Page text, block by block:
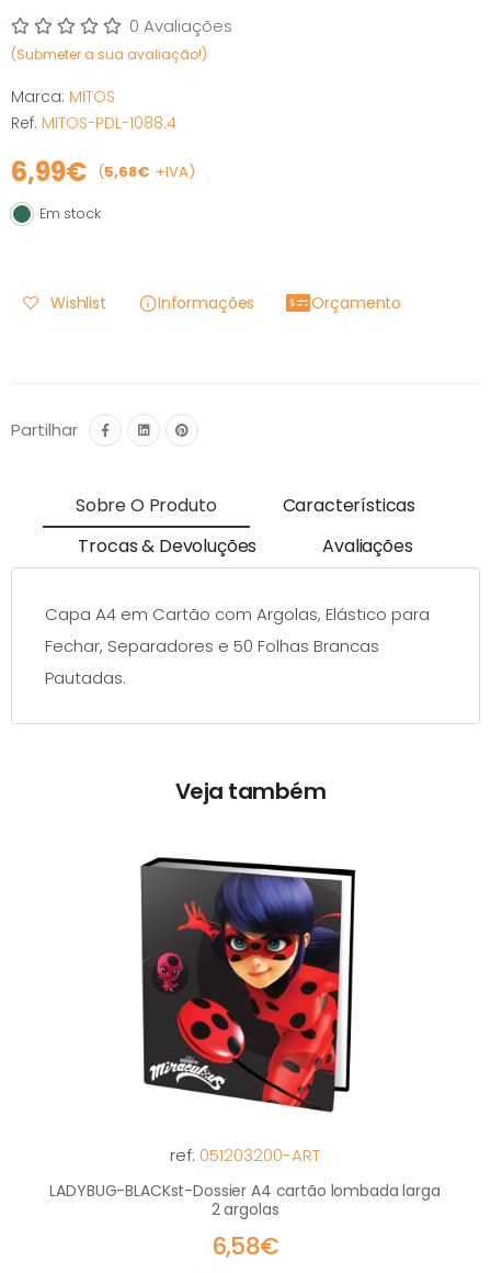
0 Avaliações
(Submeter a sua avaliação!)
Marca: MITOS
Ref. MITOS-PDL-1088.4
6,99€ (5,68€ +IVA)
Em stock
Em stock
Wishlist Informações Orçamento
Partilhar
Sobre O Produto
Características
Trocas & Devoluções
Avaliações
Capa A4 em Cartão com Argolas, Elástico para
Fechar, Separadores e 50 Folhas Brancas
Pautadas.
Veja também
ref: 051203200-ART
LADYBUG-BLACKst-Dossier A4 cartão lombada larga
2 argolas
6,58€